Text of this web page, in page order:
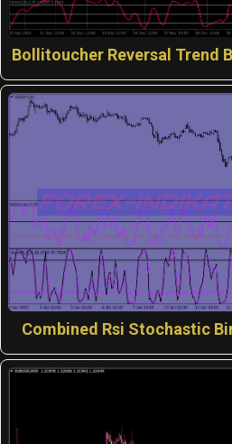
Bollitoucher Reversal Trend
Combined Rsi Stochastic